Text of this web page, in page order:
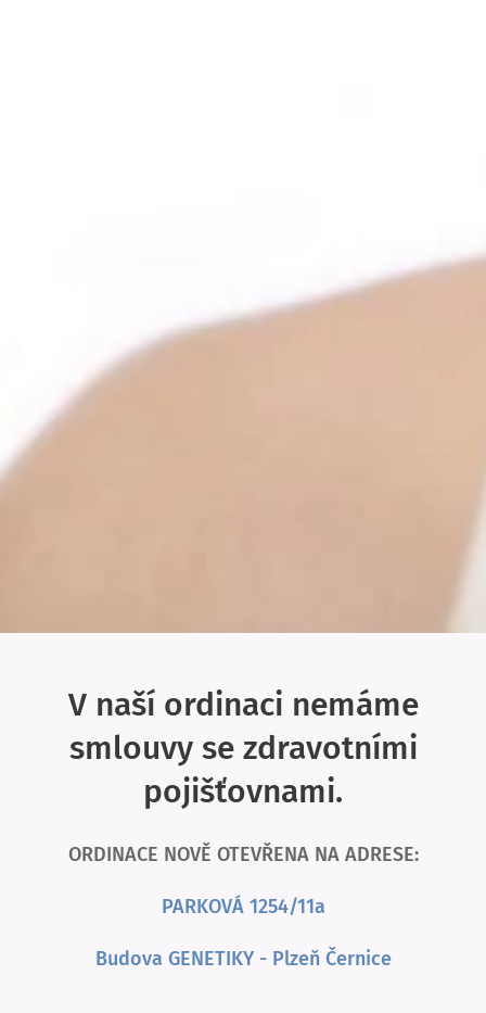
V naší ordinaci nemáme
smlouvy se zdravotními
pojišťovnami.
ORDINACE NOVĚ OTEVŘENA NA ADRESE:
PARKOVÁ 1254/11a
Budova GENETIKY - Plzeň Černice